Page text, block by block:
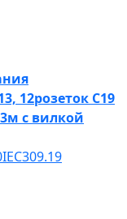
12розеток С19
с вилкой